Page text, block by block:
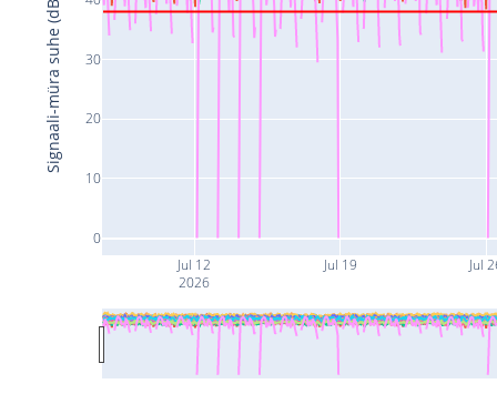
Jul 12
2026
Jul 19 Jul
0
10
20
30
Signaali-müra suhe (dB)